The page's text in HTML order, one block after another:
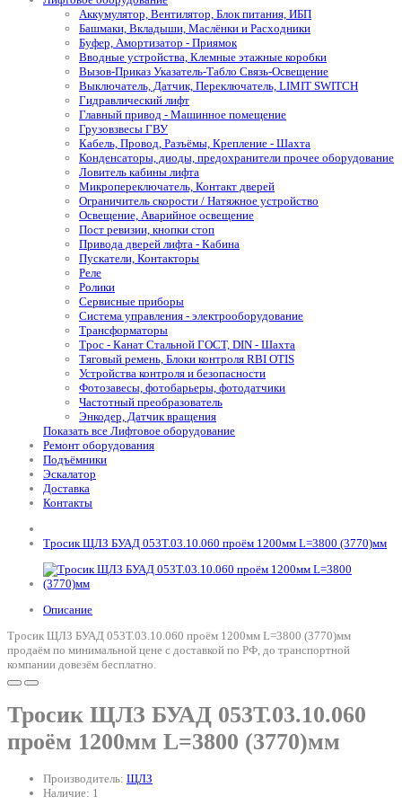
Аккумулятор, Вентилятор, Блок питания, ИБП
Башмаки, Вкладыши, Маслёнки и Расходники
Буфер, Амортизатор - Приямок
Вводные устройства, Клемные этажные коробки
Вызов-Приказ Указатель-Табло Связь-Освещение
Выключатель, Датчик, Переключатель, LIMIT SWITCH
Гидравлический лифт
Главный привод - Машинное помещение
Грузовзвесы ГВУ
Кабель, Провод, Разъёмы, Крепление - Шахта
Конденсаторы, диоды, предохранители прочее оборудование
Ловитель кабины лифта
Микропереключатель, Контакт дверей
Ограничитель скорости / Натяжное устройство
Освещение, Аварийное освещение
Пост ревизии, кнопки стоп
Привода дверей лифта - Кабина
Пускатели, Контакторы
Реле
Ролики
Сервисные приборы
Система управления - электрооборудование
Трансформаторы
Трос - Канат Стальной ГОСТ, DIN - Шахта
Тяговый ремень, Блоки контроля RBI OTIS
Устройства контроля и безопасности
Фотозавесы, фотобарьеры, фотодатчики
Частотный преобразователь
Энкодер, Датчик вращения
Показать все Лифтовое оборудование
Ремонт оборудования
Подъёмники
Эскалатор
Доставка
Контакты
Тросик ЩЛЗ БУАД 053Т.03.10.060 проём 1200мм L=3800 (3770)мм
Описание
Тросик ЩЛЗ БУАД 053Т.03.10.060 проём 1200мм L=3800 (3770)мм
продаём по минимальной цене с доставкой по РФ, до транспортной
компании довезём бесплатно.
Тросик ЩЛЗ БУАД 053Т.03.10.060
проём 1200мм L=3800 (3770)мм
Производитель: ЩЛЗ
Наличие: 1